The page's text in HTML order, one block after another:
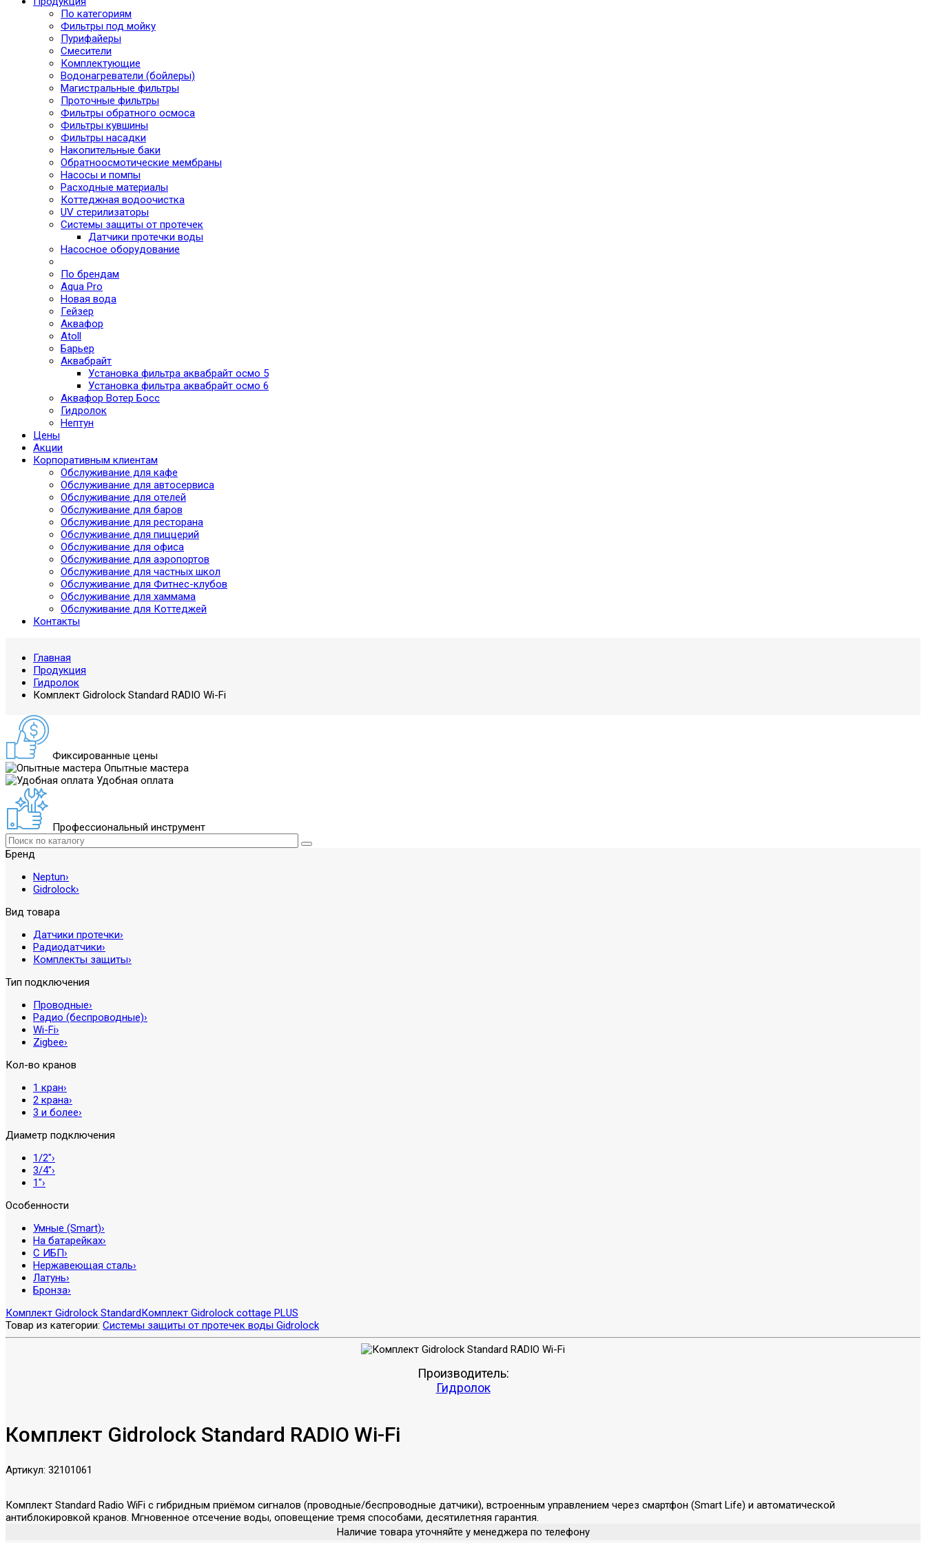
По категориям
Фильтры под мойку
Пурифайеры
Смесители
Комплектующие
Водонагреватели (бойлеры)
Магистральные фильтры
Проточные фильтры
Фильтры обратного осмоса
Фильтры кувшины
Фильтры насадки
Накопительные баки
Обратноосмотические мембраны
Насосы и помпы
Расходные материалы
Коттеджная водоочистка
UV стерилизаторы
Системы защиты от протечек
Датчики протечки воды
Насосное оборудование
По брендам
Aqua Pro
Новая вода
Гейзер
Аквафор
Atoll
Барьер
Аквабрайт
Установка фильтра аквабрайт осмо 5
Установка фильтра аквабрайт осмо 6
Аквафор Вотер Босс
Гидролок
Нептун
Цены
Акции
Корпоративным клиентам
Обслуживание для кафе
Обслуживание для автосервиса
Обслуживание для отелей
Обслуживание для баров
Обслуживание для ресторана
Обслуживание для пиццерий
Обслуживание для офиса
Обслуживание для аэропортов
Обслуживание для частных школ
Обслуживание для Фитнес-клубов
Обслуживание для хаммама
Обслуживание для Коттеджей
Контакты
Главная
Продукция
Гидролок
Комплект Gidrolock Standard RADIO Wi-Fi
Фиксированные цены
Опытные мастера
Удобная оплата
Профессиональный инструмент
Бренд
Neptun›
Gidrolock›
Вид товара
Датчики протечки›
Радиодатчики›
Комплекты защиты›
Тип подключения
Проводные›
Радио (беспроводные)›
Wi-Fi›
Zigbee›
Кол-во кранов
1 кран›
2 крана›
3 и более›
Диаметр подключения
1/2″›
3/4″›
1″›
Особенности
Умные (Smart)›
На батарейках›
С ИБП›
Нержавеющая сталь›
Латунь›
Бронза›
Комплект Gidrolock StandardКомплект Gidrolock cottage PLUS
Товар из категории: Системы защиты от протечек воды Gidrolock
Производитель:
Гидролок
Комплект Gidrolock Standard RADIO Wi-Fi
Артикул: 32101061
Комплект Standard Radio WiFi с гибридным приёмом сигналов (проводные/беспроводные датчики), встроенным управлением через смартфон (Smart Life) и автоматической
антиблокировкой кранов. Мгновенное отсечение воды, оповещение тремя способами, десятилетняя гарантия.
Наличие товара уточняйте у менеджера по телефону